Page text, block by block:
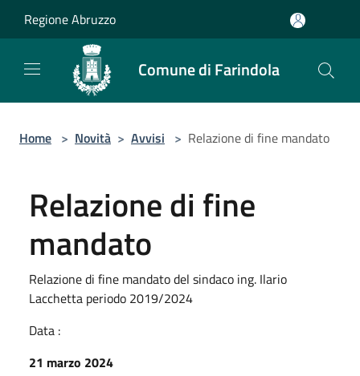
Regione Abruzzo
Comune di Farindola
Home > Novità > Avvisi > Relazione di fine mandato
Relazione di fine
mandato
Relazione di fine mandato del sindaco ing. Ilario
Lacchetta periodo 2019/2024
Data :
21 marzo 2024